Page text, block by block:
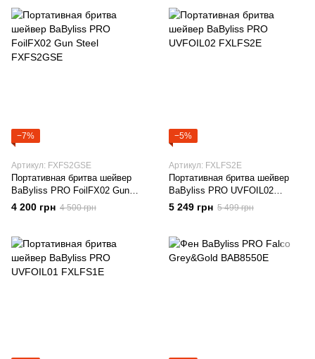
−7%
Артикул: FXFS2GSE
Портативная бритва шейвер
BaByliss PRO FoilFX02 Gun
Steel FXFS2GSE
4 200 грн 4 500 грн
−5%
Артикул: FXLFS2E
Портативная бритва шейвер
BaByliss PRO UVFOIL02
FXLFS2E
5 249 грн 5 499 грн